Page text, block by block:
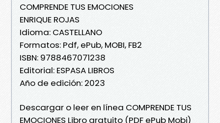
COMPRENDE TUS EMOCIONES
ENRIQUE ROJAS
Idioma: CASTELLANO
Formatos: Pdf, ePub, MOBI, FB2
ISBN: 9788467071238
Editorial: ESPASA LIBROS
Año de edición: 2023
Descargar o leer en línea COMPRENDE TUS
EMOCIONES Libro gratuito (PDF ePub Mobi)